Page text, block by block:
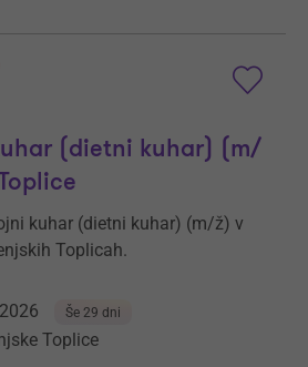
(dietni kuhar) (m/
kuhar (dietni kuhar) (m/ž) v
Toplicah.
Še 29 dni
Toplice